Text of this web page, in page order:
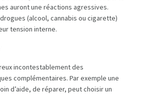
auront une réactions agressives.
(alcool, cannabis ou cigarette)
tension interne.
incontestablement des
complémentaires. Par exemple une
d’aide, de réparer, peut choisir un